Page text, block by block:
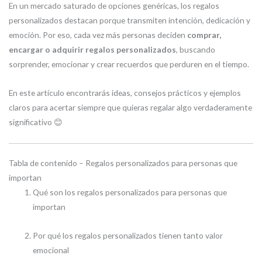
En un mercado saturado de opciones genéricas, los regalos
personalizados destacan porque transmiten intención, dedicación y
emoción. Por eso, cada vez más personas deciden comprar,
encargar o adquirir regalos personalizados, buscando
sorprender, emocionar y crear recuerdos que perduren en el tiempo.
En este artículo encontrarás ideas, consejos prácticos y ejemplos
claros para acertar siempre que quieras regalar algo verdaderamente
significativo 😊
Tabla de contenido – Regalos personalizados para personas que
importan
Qué son los regalos personalizados para personas que
importan
Por qué los regalos personalizados tienen tanto valor
emocional